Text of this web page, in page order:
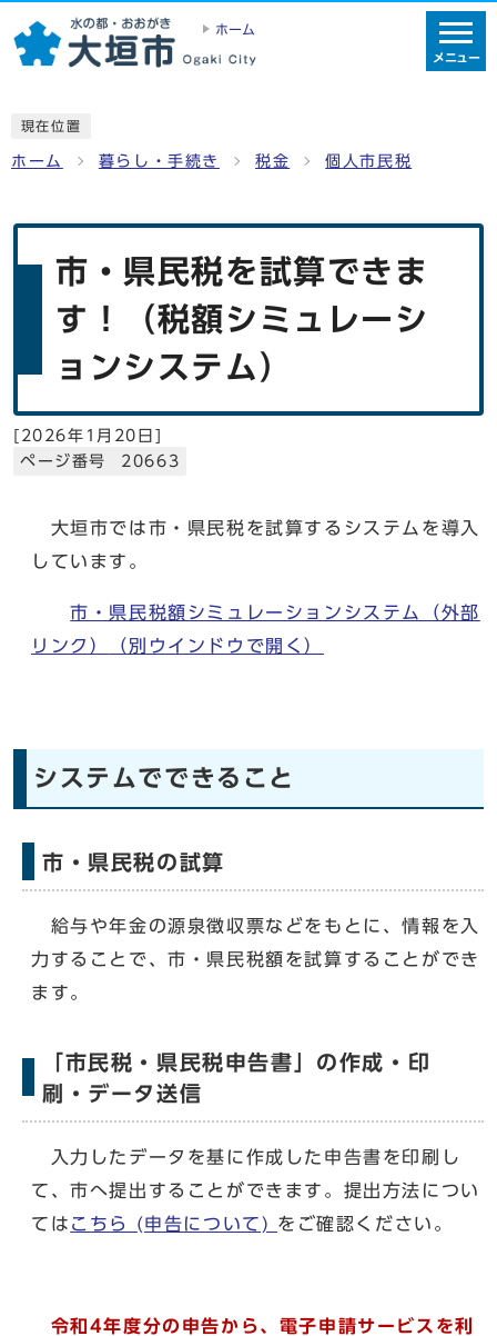
ホーム
メニュー
現在位置
ホーム 暮らし・手続き 税金 個人市民税
市・県民税を試算できま
す！（税額シミュレーシ
ョンシステム）
[ 2026年1月20日 ]
ページ番号 20663
大垣市では市・県民税を試算するシステムを導入
しています。
市・県民税額シミュレーションシステム（外部
リンク）
（別ウインドウで開く）
システムでできること
市・県民税の試算
給与や年金の源泉徴収票などをもとに、情報を入
力することで、市・県民税額を試算することができ
ます。
「市民税・県民税申告書」の作成・印
刷・データ送信
入力したデータを基に作成した申告書を印刷し
て、市へ提出することができます。提出方法につい
ては こちら (申告について) をご確認ください。
令和4年度分の申告から、電子申請サービスを利